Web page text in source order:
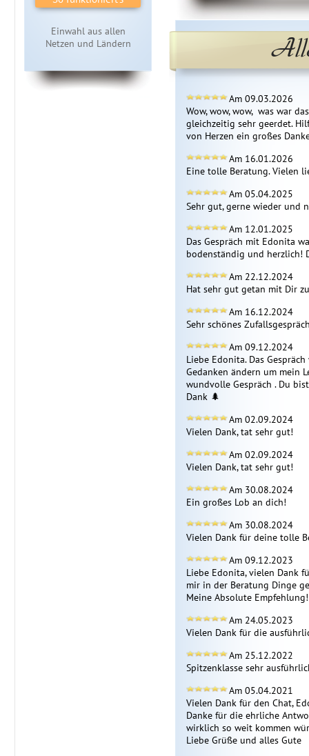
Einwahl aus allen
Netzen und Ländern
Am 09.03.2026
Wow, wow, wow,  was war
gleichzeitig sehr geerdet.
von Herzen ein großes
Am 16.01.2026
Eine tolle Beratung. Vielen
Am 05.04.2025
Sehr gut, gerne wieder und
Am 12.01.2025
Das Gespräch mit Edonita
bodenständig und herzlich!
Am 22.12.2024
Hat sehr gut getan mit Dir
Am 16.12.2024
Sehr schönes
Am 09.12.2024
Liebe Edonita. Das
Gedanken ändern um mein
wundvolle Gespräch . Du
Dank 🌲
Am 02.09.2024
Vielen Dank, tat sehr gut!
Am 02.09.2024
Vielen Dank, tat sehr gut!
Am 30.08.2024
Ein großes Lob an dich!
Am 30.08.2024
Vielen Dank für deine tolle
Am 09.12.2023
Liebe Edonita, vielen Dank
mir in der Beratung Dinge
Meine Absolute
Am 24.05.2023
Vielen Dank für die
Am 25.12.2022
Spitzenklasse sehr
Am 05.04.2021
Vielen Dank für den Chat,
Danke für die ehrliche
wirklich so weit kommen
Liebe Grüße und alles Gute